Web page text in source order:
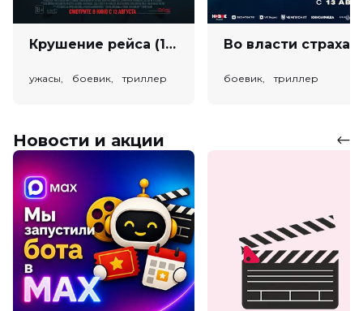
Крушение рейса (18+)
ужасы, боевик, триллер боевик, триллер
Новости и акции